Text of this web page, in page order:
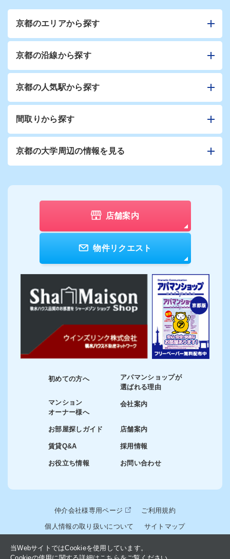
京都のエリアから探す
京都の沿線から探す
京都の人気駅から探す
間取りから探す
京都の大学周辺の情報を見る
店舗案内
物件リクエスト
初めての方へ
マンション
オーナー様へ
お部屋探しガイド
賃貸Q&A
お役立ち情報
アパマンショップが
選ばれる理由
会社案内
店舗案内
採用情報
お問い合わせ
仲介会社様専用ページ ご利用規約
個人情報の取り扱いについて サイトマップ
© 2024-2026 winslink Inc.
当WebサイトではCookieを使用しています。